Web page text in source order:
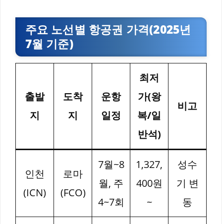
주요 노선별 항공권 가격(2025년
7월 기준)
출발
지
도착
지
운항
일정
최저
가(왕
복/일
반석)
비고
인천
(ICN)
로마
(FCO)
7월~8
월, 주
4~7회
1,327,
400원
~
성수
기 변
동